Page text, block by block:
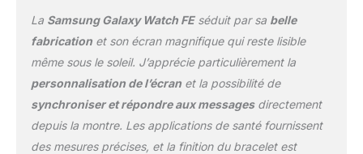
! ² Le repos est essentiel
pour une bonne hygiène
de vie, et cela commence
par la compréhension de
vos habitudes de
sommeil. La Galaxy
Watch FE analyse vos
habitudes de sommeil
La Samsung Galaxy Watch FEséduit par sa belle
fabricationet son écran magnifique qui reste lisible
même sous le soleil. J’apprécie particulièrement la
personnalisation de l’écranet la possibilité de
synchroniser et répondre aux messagesdirectement
depuis la montre. Les applications de santé fournissent
des mesures précises, et la finition du bracelet est